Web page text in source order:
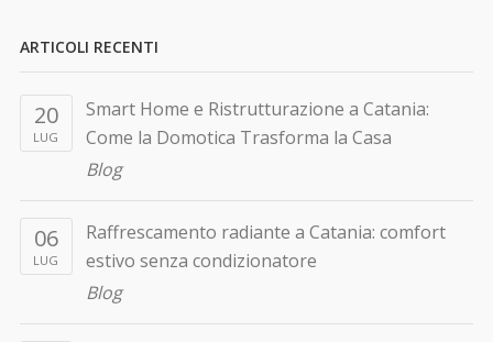
ARTICOLI RECENTI
20
LUG
Smart Home e Ristrutturazione a Catania:
Come la Domotica Trasforma la Casa
Blog
06
LUG
Raffrescamento radiante a Catania: comfort
estivo senza condizionatore
Blog